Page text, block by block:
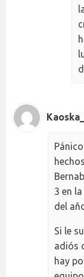
3 en
del
Si le
adiós
hay